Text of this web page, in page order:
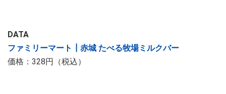
DATA
ファミリーマート┃赤城 たべる牧場ミルクバー
価格：328円（税込）